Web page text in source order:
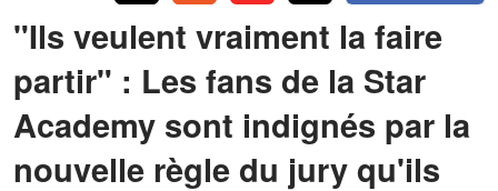
"Ils veulent vraiment la faire
partir" : Les fans de la Star
Academy sont indignés par la
nouvelle règle du jury qu'ils